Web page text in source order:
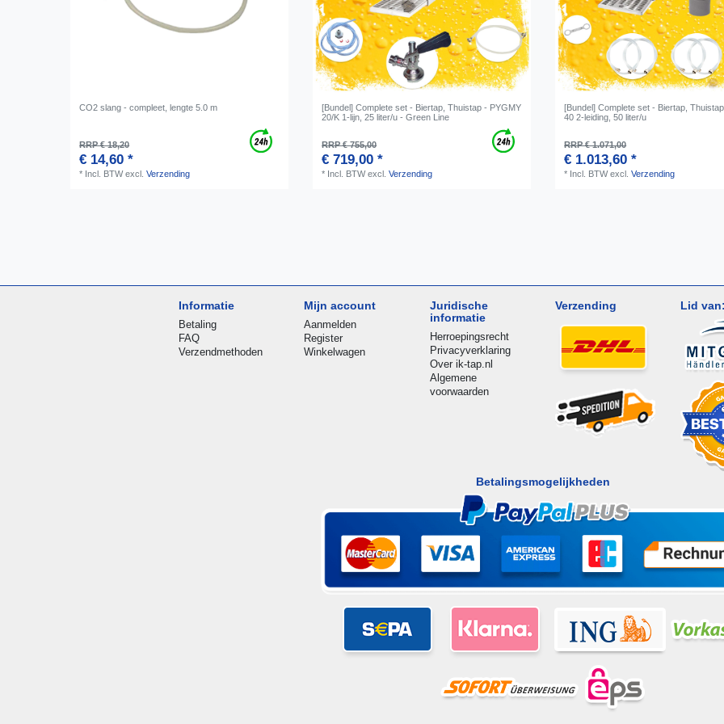
CO2 slang - compleet, lengte 5.0 m
RRP € 18,20
€ 14,60 *
* Incl. BTWexcl.Verzending
[Bundel] Complete set - Biertap, Thuistap - PYGMY
20/K 1-lijn, 25 liter/u - Green Line
RRP € 755,00
€ 719,00 *
* Incl. BTWexcl.Verzending
[Bundel] Complete set - Biertap,
40 2-leiding, 50 liter/u
RRP € 1.071,00
€ 1.013,60 *
* Incl. BTWexcl.Verzending
Informatie
Betaling
FAQ
Verzendmethoden
Mijn account
Aanmelden
Register
Winkelwagen
Juridische
informatie
Herroepingsrecht
Privacyverklaring
Over ik-tap.nl
Algemene
voorwaarden
Verzending Lid
Betalingsmogelijkheden